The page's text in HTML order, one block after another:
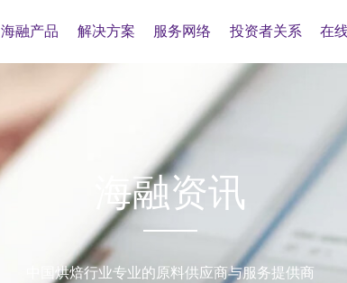
海融产品 解决方案 服务网络 投资者关系 在
海融资讯
中国烘焙行业专业的原料供应商与服务提供商